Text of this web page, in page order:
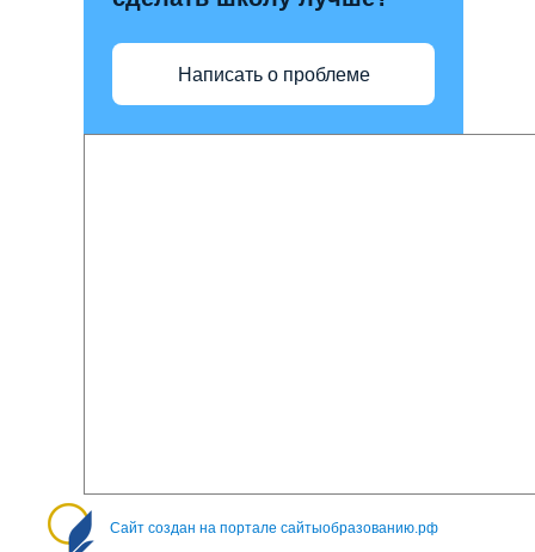
Написать о проблеме
Сайт создан на портале сайтыобразованию.рф